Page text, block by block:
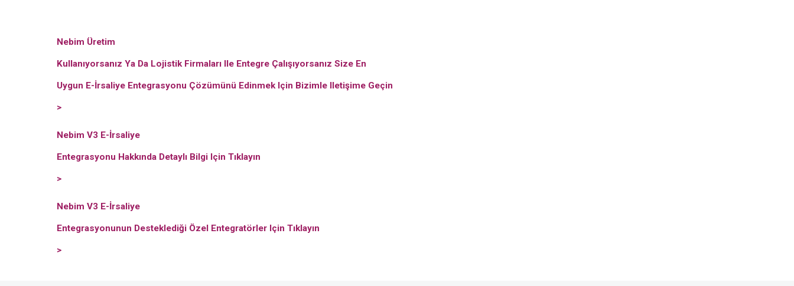
Nebim Üretim
Kullanıyorsanız Ya Da Lojistik Firmaları Ile Entegre Çalışıyorsanız Size En
Uygun E-İrsaliye Entegrasyonu Çözümünü Edinmek Için Bizimle Iletişime Geçin
>
Nebim V3 E-İrsaliye
Entegrasyonu Hakkında Detaylı Bilgi Için Tıklayın
>
Nebim V3 E-İrsaliye
Entegrasyonunun Desteklediği Özel Entegratörler Için Tıklayın
>